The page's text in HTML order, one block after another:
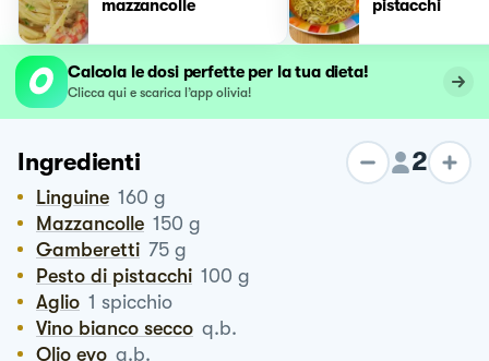
mazzancolle
pistacchi
Calcola le dosi perfette per la tua dieta!
Clicca qui e scarica l’app olivia!
Ingredienti 2
Linguine 160 g
Mazzancolle 150 g
Gamberetti 75 g
Pesto di pistacchi 100 g
Aglio 1 spicchio
Vino bianco secco q.b.
Olio evo q.b.